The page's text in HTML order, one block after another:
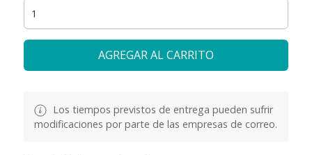
AGREGAR AL CARRITO
Los tiempos previstos de entrega pueden sufrir
modificaciones por parte de las empresas de correo.